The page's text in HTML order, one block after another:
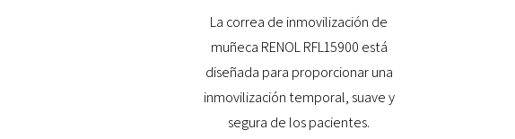
La correa de inmovilización de
muñeca RENOL RFL15900 está
diseñada para proporcionar una
inmovilización temporal, suave y
segura de los pacientes.